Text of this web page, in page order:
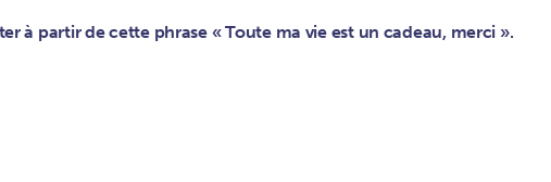
à partir de cette phrase « Toute ma vie est un cadeau, merci ».